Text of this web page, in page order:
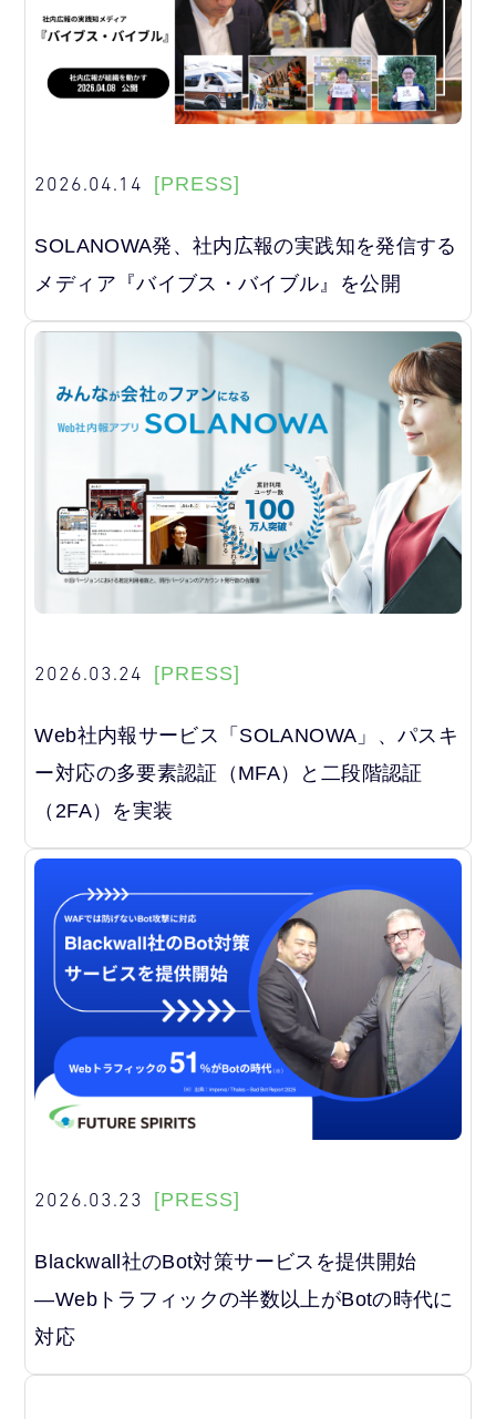
2026.04.14 [PRESS]
SOLANOWA発、社内広報の実践知を発信する
メディア『バイブス・バイブル』を公開
2026.03.24 [PRESS]
Web社内報サービス「SOLANOWA」、パスキ
ー対応の多要素認証（MFA）と二段階認証
（2FA）を実装
2026.03.23 [PRESS]
Blackwall社のBot対策サービスを提供開始
―Webトラフィックの半数以上がBotの時代に
対応